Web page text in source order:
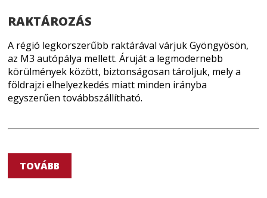
RAKTÁROZÁS
A régió legkorszerűbb raktárával várjuk Gyöngyösön,
az M3 autópálya mellett. Áruját a legmodernebb
körülmények között, biztonságosan tároljuk, mely a
földrajzi elhelyezkedés miatt minden irányba
egyszerűen továbbszállítható.
TOVÁBB